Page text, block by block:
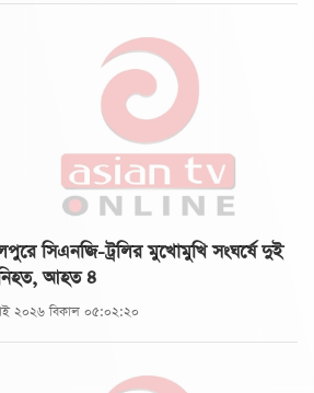
সিএনজি-ট্রলির মুখোমুখি সংঘর্ষে দুই
নিহত, আহত ৪
২০২৬ বিকাল ০৫:০২:২০